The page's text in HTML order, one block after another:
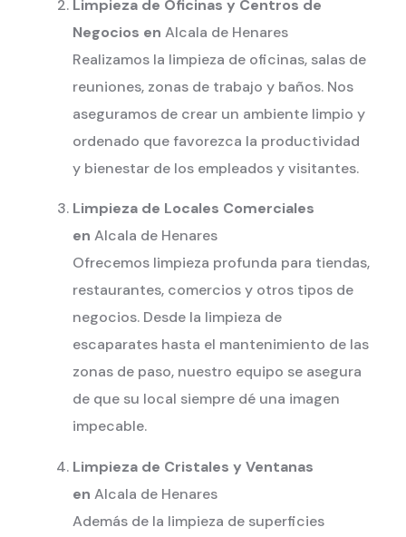
Limpieza de Oficinas y Centros de
Negocios en Alcala de Henares
Realizamos la limpieza de oficinas, salas de
reuniones, zonas de trabajo y baños. Nos
aseguramos de crear un ambiente limpio y
ordenado que favorezca la productividad
y bienestar de los empleados y visitantes.
Limpieza de Locales Comerciales
en Alcala de Henares
Ofrecemos limpieza profunda para tiendas,
restaurantes, comercios y otros tipos de
negocios. Desde la limpieza de
escaparates hasta el mantenimiento de las
zonas de paso, nuestro equipo se asegura
de que su local siempre dé una imagen
impecable.
Limpieza de Cristales y Ventanas
en Alcala de Henares
Además de la limpieza de superficies